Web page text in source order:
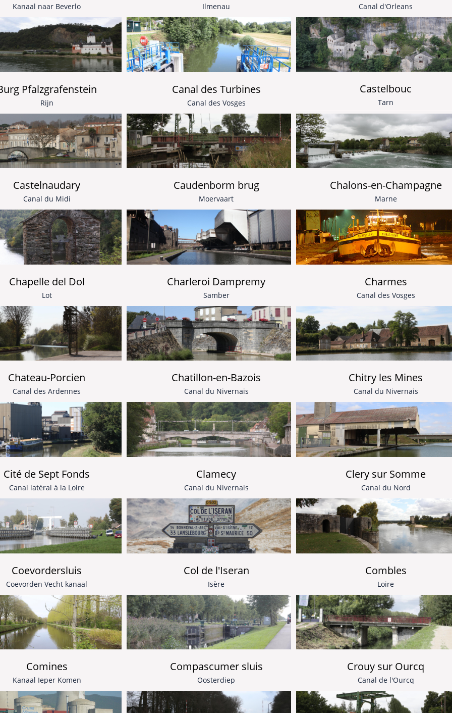
Kanaal naar Beverlo Ilmenau Canal d'Orleans
Pfalzgrafenstein
Rijn
Canal des Turbines
Canal des Vosges
Castelbouc
Tarn
Castelnaudary
Canal du Midi
Caudenborm brug
Moervaart
Chalons-en-Champagne
Marne
Chapelle del Dol
Lot
Charleroi Dampremy
Samber
Charmes
Canal des Vosges
Chateau-Porcien
Canal des Ardennes
Chatillon-en-Bazois
Canal du Nivernais
Chitry les Mines
Canal du Nivernais
Cité de Sept Fonds
Canal latéral à la Loire
Clamecy
Canal du Nivernais
Clery sur Somme
Canal du Nord
Coevordersluis
Coevorden Vecht kanaal
Col de l'Iseran
Isère
Combles
Loire
Comines
Kanaal Ieper Komen
Compascumer sluis
Oosterdiep
Crouy sur Ourcq
Canal de l'Ourcq